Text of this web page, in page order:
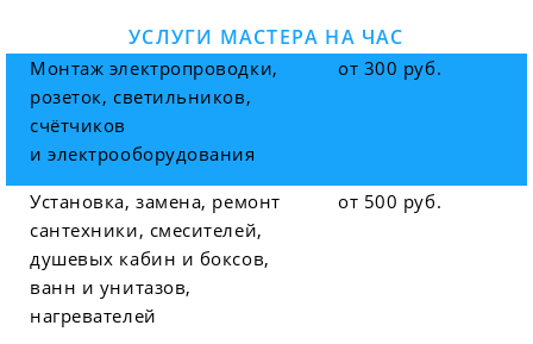
УСЛУГИ МАСТЕРА НА ЧАС
Монтаж электропроводки,
розеток, светильников,
счётчиков
и электрооборудования
от 300 руб.
Установка, замена, ремонт
сантехники, смесителей,
душевых кабин и боксов,
ванн и унитазов,
нагревателей
от 500 руб.